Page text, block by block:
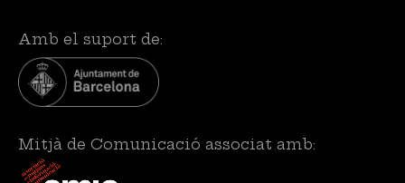
Amb el suport de:
Mitjà de Comunicació associat amb: